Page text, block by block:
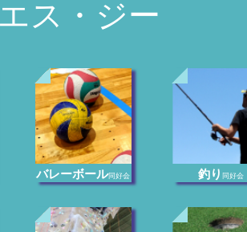
ス・ジー
バレーボール同好会 釣り 同好会